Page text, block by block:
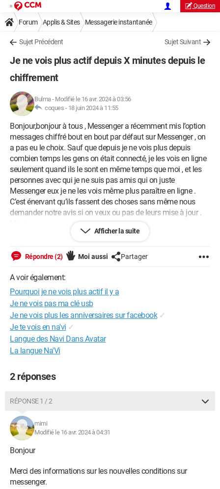
Question
Forum Applis & Sites Messagerie instantanée
Facebook Messenger
Sujet Précédent Sujet Suivant
Je ne vois plus actif depuis X minutes depuis le
chiffrement
Bulma- Modifié le 16 avr. 2024 à 03:56
coques - 18 juin 2024 à 11:55
Bonjour,bonjour à tous , Messenger a récemment mis l’option
messages chiffré bout en bout par défaut sur Messenger , on
a pas eu le choix. Sauf que depuis je ne vois plus depuis
combien temps les gens on était connecté, je les vois en ligne
seulement quand ils le sont en même temps que moi , et les
personnes avec qui je ne suis pas amis qui on juste
Messenger eux je ne les vois même plus paraître en ligne .
C’est énervant qu’ils fassent des choses sans même nous
demander notre avis si on veux ou pas de leurs mise à jour .
iPhone / Safari 604.1
Afficher la suite
Répondre (2) Moi aussi Partager
A voir également:
Pourquoi je ne vois plus actif il y a
Je ne vois pas ma clé usb
Je ne vois plus les anniversaires sur facebook ✓
Je te vois en na'vi ✓
Langue des Navi Dans Avatar
La langue Na'Vi
2 réponses
RÉPONSE 1 / 2
mimi
Modifié le 16 avr. 2024 à 04:31
Bonjour
Merci des informations sur les nouvelles conditions sur
messenger.